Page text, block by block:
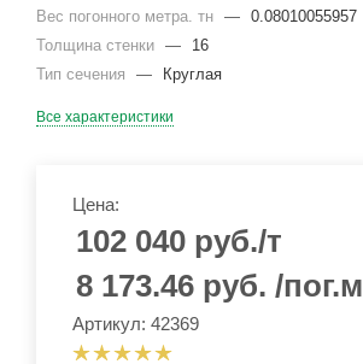
Вес погонного метра. тн — 0.08010055957
Толщина стенки —
16
Тип сечения
— Круглая
Все характеристики
Цена:
102 040 руб./т
8 173.46 руб. /пог.м
Артикул: 42369